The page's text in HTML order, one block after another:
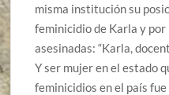
misma institución su
feminicidio de Karla y por
asesinadas: “Karla,
Y ser mujer en el estado
feminicidios en el país